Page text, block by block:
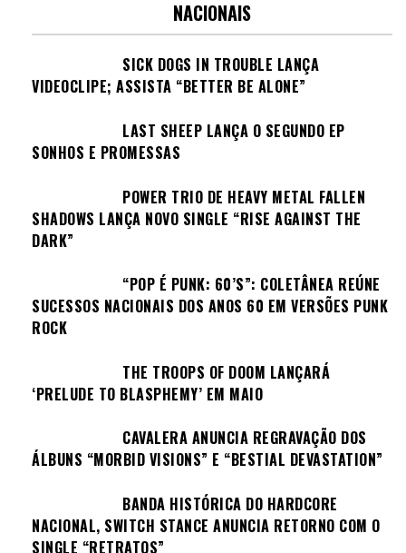
NACIONAIS
SICK DOGS IN TROUBLE LANÇA
VIDEOCLIPE; ASSISTA “BETTER BE ALONE”
LAST SHEEP LANÇA O SEGUNDO EP
SONHOS E PROMESSAS
POWER TRIO DE HEAVY METAL FALLEN
SHADOWS LANÇA NOVO SINGLE “RISE AGAINST THE
DARK”
“POP É PUNK: 60’S”: COLETÂNEA REÚNE
SUCESSOS NACIONAIS DOS ANOS 60 EM VERSÕES PUNK
ROCK
THE TROOPS OF DOOM LANÇARÁ
‘PRELUDE TO BLASPHEMY’ EM MAIO
CAVALERA ANUNCIA REGRAVAÇÃO DOS
ÁLBUNS “MORBID VISIONS” E “BESTIAL DEVASTATION”
BANDA HISTÓRICA DO HARDCORE
NACIONAL, SWITCH STANCE ANUNCIA RETORNO COM O
SINGLE “RETRATOS”